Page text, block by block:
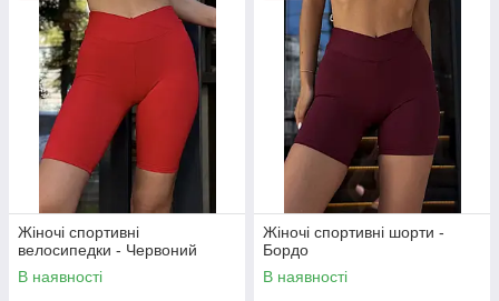
Жіночі спортивні
велосипедки - Червоний
В наявності
Жіночі спортивні шорти -
Бордо
В наявності